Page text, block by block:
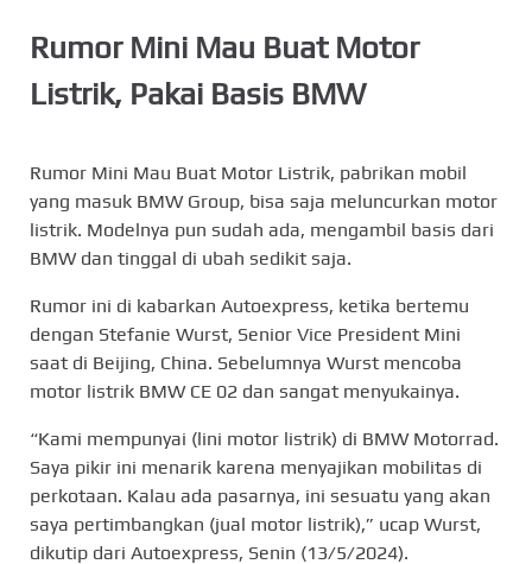
Rumor Mini Mau Buat Motor
Listrik, Pakai Basis BMW
Rumor Mini Mau Buat Motor Listrik, pabrikan mobil
yang masuk BMW Group, bisa saja meluncurkan motor
listrik. Modelnya pun sudah ada, mengambil basis dari
BMW dan tinggal di ubah sedikit saja.
Rumor ini di kabarkan Autoexpress, ketika bertemu
dengan Stefanie Wurst, Senior Vice President Mini
saat di Beijing, China. Sebelumnya Wurst mencoba
motor listrik BMW CE 02 dan sangat menyukainya.
“Kami mempunyai (lini motor listrik) di BMW Motorrad.
Saya pikir ini menarik karena menyajikan mobilitas di
perkotaan. Kalau ada pasarnya, ini sesuatu yang akan
saya pertimbangkan (jual motor listrik),” ucap Wurst,
dikutip dari Autoexpress, Senin (13/5/2024).